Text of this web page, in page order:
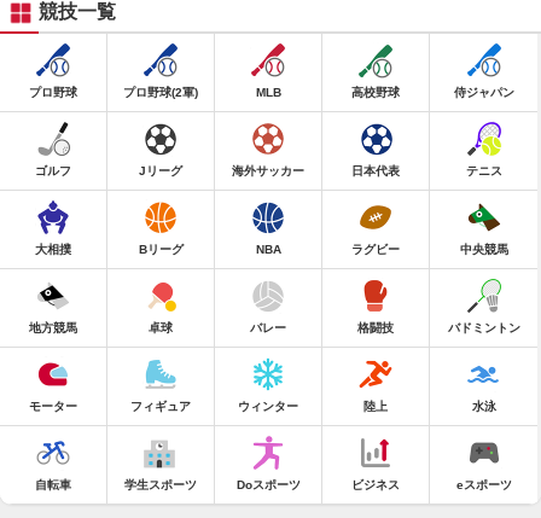
競技一覧
プロ野球 プロ野球(2軍) MLB 高校野球 侍ジャパン
ゴルフ Jリーグ 海外サッカー 日本代表 テニス
大相撲 Bリーグ NBA ラグビー 中央競馬
地方競馬 卓球 バレー 格闘技 バドミントン
モーター フィギュア ウィンター 陸上 水泳
自転車 学生スポーツ Doスポーツ ビジネス eスポーツ